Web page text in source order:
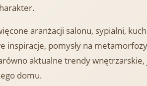
aranżacji salonu, sypialni,
pomysły na
aktualne trendy wnętrzarskie,
domu.